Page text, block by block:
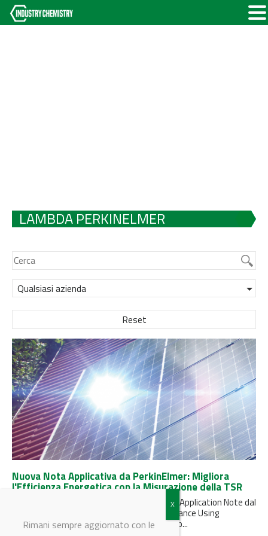
LAMBDA PERKINELMER
Qualsiasi azienda
Reset
Nuova Nota Applicativa da PerkinElmer: Migliora
l'Efficienza Energetica con la Misurazione della TSR
PerkinElmer ha appena rilasciato una nuova Application Note dal
titolo "Measurement of Total Solar Reflectance Using
UV/Vis/NIR Spectrophotometer According to...
Rimani sempre aggiornato con le